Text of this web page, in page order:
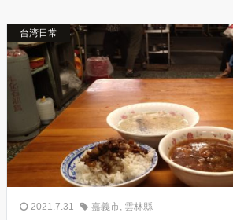
台湾日常
2021.7.31 嘉義市, 雲林縣